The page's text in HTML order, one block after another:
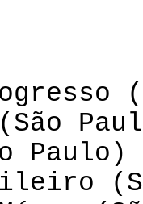
Paulo)